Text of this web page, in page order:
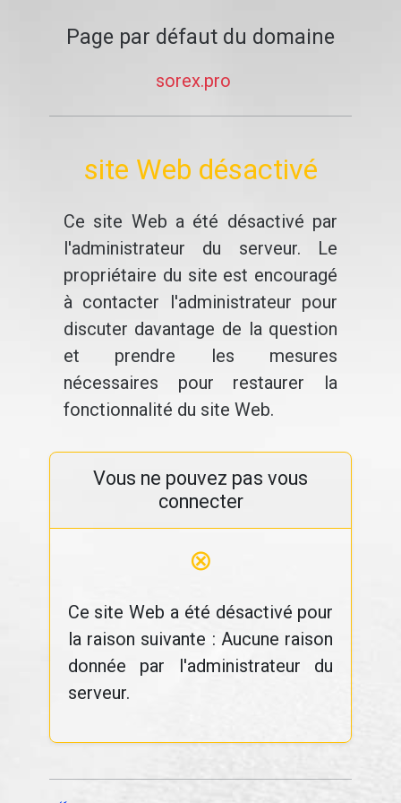
Page par défaut du domaine
sorex.pro
site Web désactivé
Ce site Web a été désactivé par
l'administrateur du serveur. Le
propriétaire du site est encouragé
à contacter l'administrateur pour
discuter davantage de la question
et prendre les mesures
nécessaires pour restaurer la
fonctionnalité du site Web.
Vous ne pouvez pas vous
connecter
⊗
Ce site Web a été désactivé pour
la raison suivante : Aucune raison
donnée par l'administrateur du
serveur.